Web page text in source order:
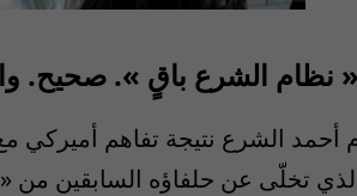
« نظام الشرع باقٍ ». صحيح.
أحمد الشرع نتيجة تفاهم أميركي
تخلّى عن حلفاؤه السابقين من «